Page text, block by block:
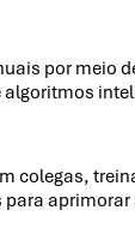
por meio
colegas,
aprimorar